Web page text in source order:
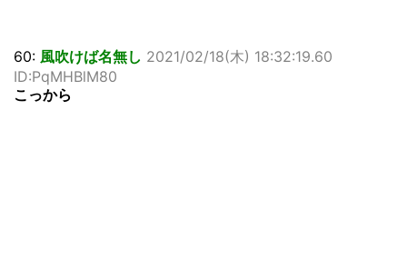
60: 風吹けば名無し 2021/02/18(木) 18:32:19.60
ID:PqMHBlM80
こっから